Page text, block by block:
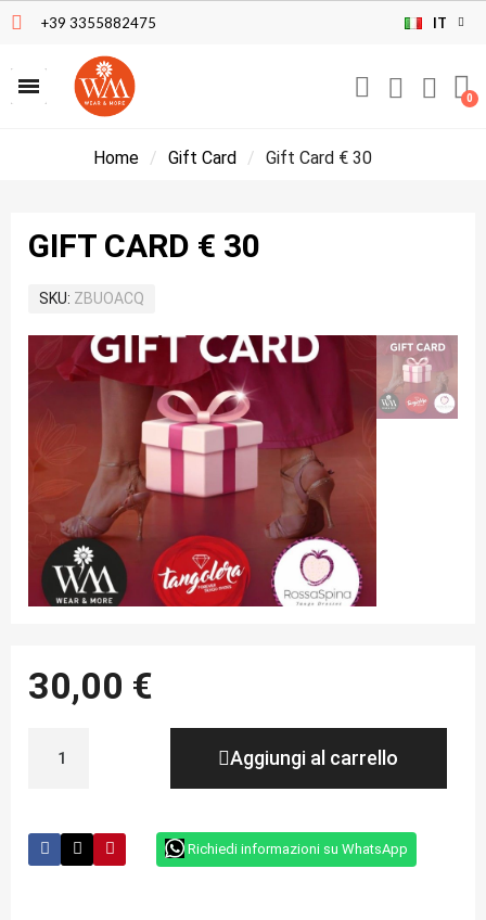
+39 3355882475 IT
Home Gift Card Gift Card € 30
GIFT CARD € 30
SKU ZBUOACQ
30,00 €
Aggiungi al carrello
Richiedi informazioni su WhatsApp